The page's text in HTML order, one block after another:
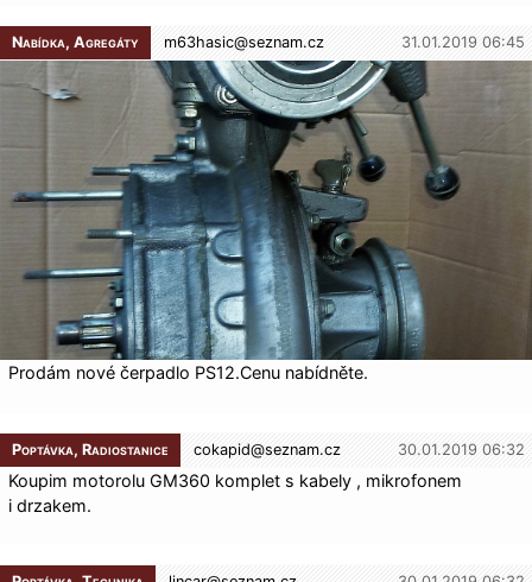
Nabídka, Agregáty m63hasic@seznam.cz 31.01.2019 06:45
Prodám nové čerpadlo PS12.Cenu nabídněte.
Poptávka, Radiostanice cokapid@seznam.cz 30.01.2019 06:32
Koupim motorolu GM360 komplet s kabely , mikrofonem
i drzakem.